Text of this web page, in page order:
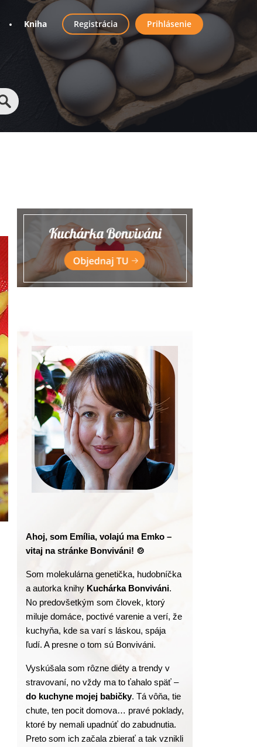
Kniha
User
account
menu
Registrácia Prihlásenie
Ahoj, som Emília, volajú ma Emko –
vitaj na stránke Bonviváni! 🍲
Som molekulárna genetička, hudobníčka
a autorka knihy Kuchárka Bonviváni.
No predovšetkým som človek, ktorý
miluje domáce, poctivé varenie a verí, že
kuchyňa, kde sa varí s láskou, spája
ľudí. A presne o tom sú Bonviváni.
Vyskúšala som rôzne diéty a trendy v
stravovaní, no vždy ma to ťahalo späť –
do kuchyne mojej babičky. Tá vôňa, tie
chute, ten pocit domova… pravé poklady,
ktoré by nemali upadnúť do zabudnutia.